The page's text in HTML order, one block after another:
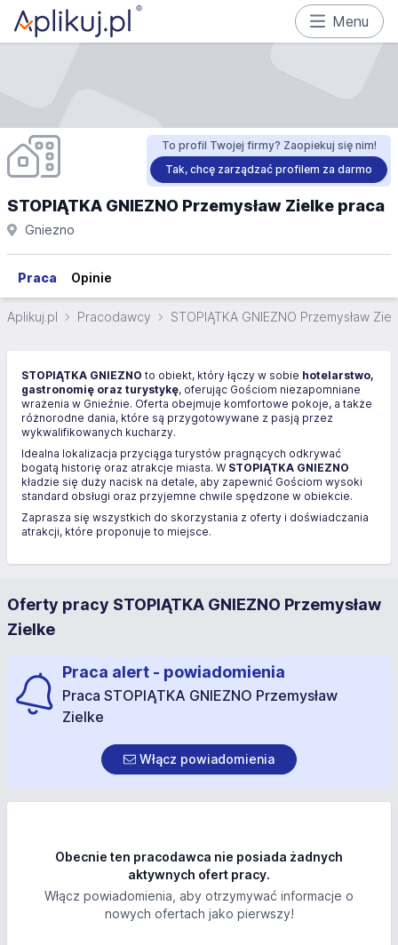
Menu
To profil Twojej firmy? Zaopiekuj się nim!
Tak, chcę zarządzać profilem za darmo
STOPIĄTKA GNIEZNO Przemysław Zielke praca
Gniezno
Praca Opinie
Aplikuj.pl Pracodawcy STOPIĄTKA GNIEZNO Przemysław
STOPIĄTKA GNIEZNO to obiekt, który łączy w sobie hotelarstwo,
gastronomię oraz turystykę, oferując Gościom niezapomniane
wrażenia w Gnieźnie. Oferta obejmuje komfortowe pokoje, a także
różnorodne dania, które są przygotowywane z pasją przez
wykwalifikowanych kucharzy.
Idealna lokalizacja przyciąga turystów pragnących odkrywać
bogatą historię oraz atrakcje miasta. W STOPIĄTKA GNIEZNO
kładzie się duży nacisk na detale, aby zapewnić Gościom wysoki
standard obsługi oraz przyjemne chwile spędzone w obiekcie.
Zaprasza się wszystkich do skorzystania z oferty i doświadczania
atrakcji, które proponuje to miejsce.
Oferty pracy STOPIĄTKA GNIEZNO Przemysław
Zielke
Praca alert - powiadomienia
Praca STOPIĄTKA GNIEZNO Przemysław
Zielke
Włącz powiadomienia
Obecnie ten pracodawca nie posiada żadnych
aktywnych ofert pracy.
Włącz powiadomienia, aby otrzymywać informacje o
nowych ofertach jako pierwszy!